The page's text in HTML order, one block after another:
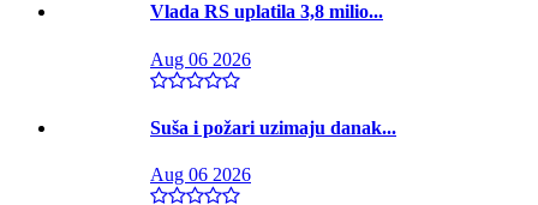
Vlada RS uplatila 3,8 milio...
Aug 06 2026
Suša i požari uzimaju danak...
Aug 06 2026